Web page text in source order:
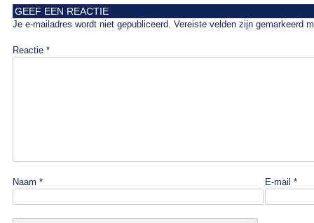
GEEF EEN REACTIE
Je e-mailadres wordt niet gepubliceerd. Vereiste velden zijn gemarkeerd
Reactie *
Naam * E-mail *